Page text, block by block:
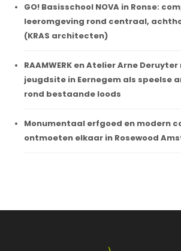
GO! Basisschool NOVA in Ronse:
leeromgeving rond centraal,
(KRAS architecten)
RAAMWERK en Atelier Arne
jeugdsite in Eernegem als speelse
rond bestaande loods
Monumentaal erfgoed en modern
ontmoeten elkaar in Rosewood